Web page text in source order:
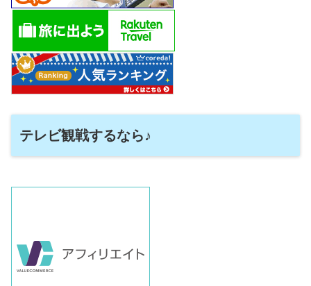
テレビ観戦するなら♪